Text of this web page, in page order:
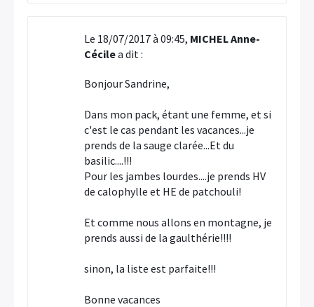
Le 18/07/2017 à 09:45, MICHEL Anne-
Cécilea dit :
Bonjour Sandrine,
Dans mon pack, étant une femme, et si
c'est le cas pendant les vacances...je
prends de la sauge clarée...Et du
basilic....!!!
Pour les jambes lourdes....je prends HV
de calophylle et HE de patchouli!
Et comme nous allons en montagne, je
prends aussi de la gaulthérie!!!!
sinon, la liste est parfaite!!!
Bonne vacances